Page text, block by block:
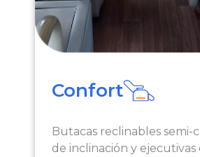
Confort
Butacas reclinables semi-
de inclinación y ejecutivas